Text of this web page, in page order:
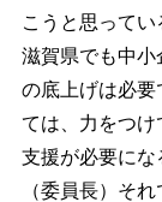
こうと思ってい
滋賀県でも中小
の底上げは必要
ては、力をつ
支援が必要にな
（委員長）そ